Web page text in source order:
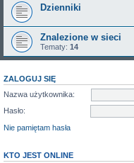
Dzienniki
Znalezione w sieci
Tematy: 14
ZALOGUJ SIĘ
Nazwa użytkownika:
Hasło:
Nie pamiętam hasła
KTO JEST ONLINE